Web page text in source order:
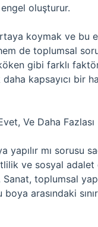
oluşturur.
koymak ve bu
de toplumsal
gibi farklı
kapsayıcı bir
Ve Daha Fazlası
yapılır mı sorusu
ve sosyal
toplumsal
arasındaki